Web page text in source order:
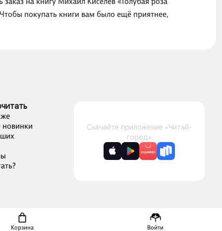
Корзина Войти
покупать книги вам было ещё приятнее,
новинки
Скачайте приложение «Читай-
город»